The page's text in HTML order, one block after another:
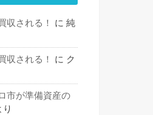
収される！ に 純
収される！ に ク
市が準備資産の
り